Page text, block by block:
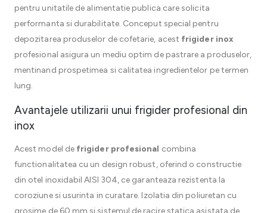
pentru unitatile de alimentatie publica care solicita
performanta si durabilitate. Conceput special pentru
depozitarea produselor de cofetarie, acest frigider inox
profesional asigura un mediu optim de pastrare a produselor,
mentinand prospetimea si calitatea ingredientelor pe termen
lung.
Avantajele utilizarii unui frigider profesional din
inox
Acest model de frigider profesional combina
functionalitatea cu un design robust, oferind o constructie
din otel inoxidabil AISI 304, ce garanteaza rezistenta la
coroziune si usurinta in curatare. Izolatia din poliuretan cu
grosime de 60 mm si sistemul de racire statica asistata de